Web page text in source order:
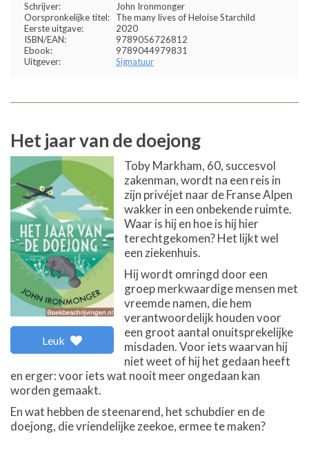
Schrijver:
John Ironmonger
Oorspronkelijke titel:
The many lives of Heloise Starchild
Eerste uitgave:
2020
ISBN/EAN:
9789056726812
Ebook:
9789044979831
Uitgever:
Signatuur
Het jaar van de doejong
Leuk
Toby Markham, 60, succesvol
zakenman, wordt na een reis in
zijn privéjet naar de Franse Alpen
wakker in een onbekende ruimte.
Waar is hij en hoe is hij hier
terechtgekomen? Het lijkt wel
een ziekenhuis.
Hij wordt omringd door een
groep merkwaardige mensen met
vreemde namen, die hem
verantwoordelijk houden voor
een groot aantal onuitsprekelijke
misdaden. Voor iets waarvan hij
niet weet of hij het gedaan heeft
en erger: voor iets wat nooit meer ongedaan kan
worden gemaakt.
En wat hebben de steenarend, het schubdier en de
doejong, die vriendelijke zeekoe, ermee te maken?